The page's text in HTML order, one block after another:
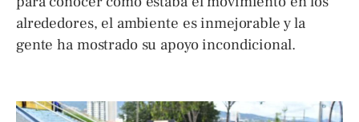
alrededores, el ambiente es inmejorable y la
gente ha mostrado su apoyo incondicional.